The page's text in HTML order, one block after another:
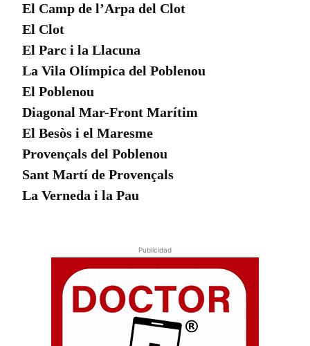
El Camp de l’Arpa del Clot
El Clot
El Parc i la Llacuna
La Vila Olímpica del Poblenou
El Poblenou
Diagonal Mar-Front Marítim
El Besòs i el Maresme
Provençals del Poblenou
Sant Martí de Provençals
La Verneda i la Pau
Publicidad